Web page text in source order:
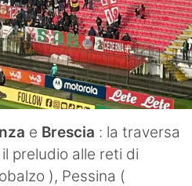
e Brescia : la traversa
preludio alle reti di
), Pessina (